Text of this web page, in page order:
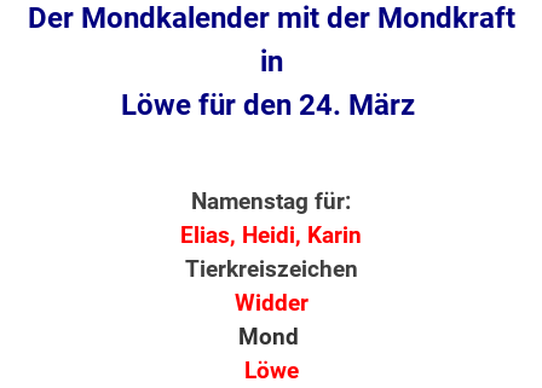
Der Mondkalender mit der Mondkraft
in
Löwe für den 24. März
Namenstag für:
Elias, Heidi, Karin
Tierkreiszeichen
Widder
Mond
Löwe